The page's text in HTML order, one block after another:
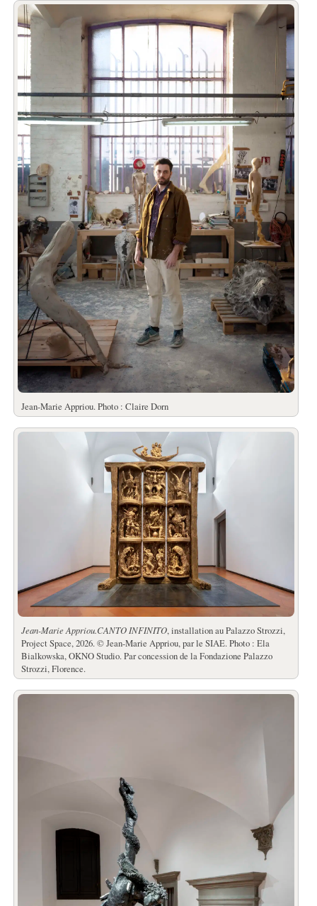
Jean-Marie Appriou. Photo : Claire Dorn
Jean-Marie Appriou.CANTO INFINITO, installation au Palazzo Strozzi,
Project Space, 2026. © Jean-Marie Appriou, par le SIAE. Photo : Ela
Bialkowska, OKNO Studio. Par concession de la Fondazione Palazzo
Strozzi, Florence.